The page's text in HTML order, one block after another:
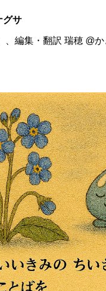
グサ
、編集・翻訳 瑞穂 @か